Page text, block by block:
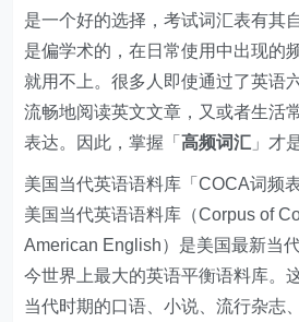
是一个好的选择，考试词汇表有其
是偏学术的，在日常使用中出现的
就用不上。很多人即使通过了英语
流畅地阅读英文文章，又或者生活
表达。因此，掌握「高频词汇 」才
美国当代英语语料库「COCA词频
美国当代英语语料库（Corpus of
American English）是美国最新当
今世界上最大的英语平衡语料库。
当代时期的口语、小说、流行杂志